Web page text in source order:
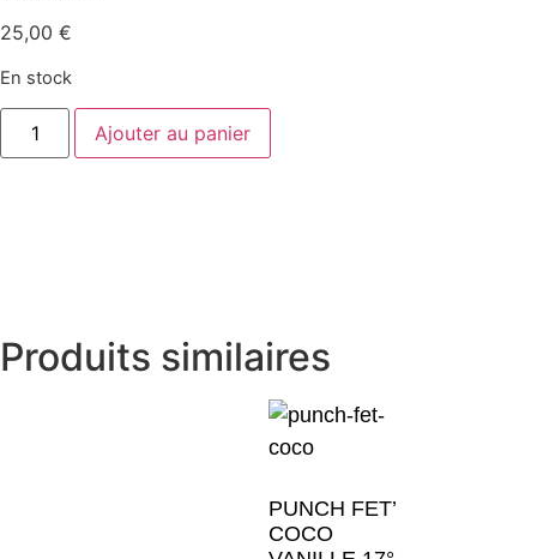
25,00 €
En stock
Ajouter au panier
Produits similaires
PUNCH FET’
COCO